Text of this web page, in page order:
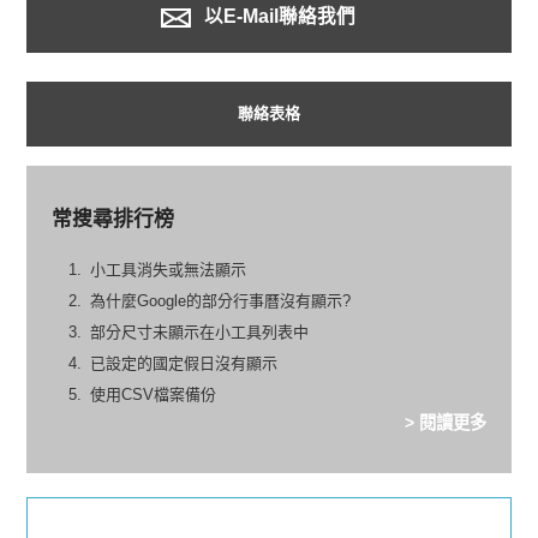
以E-Mail聯絡我們
聯絡表格
常搜尋排行榜
小工具消失或無法顯示
為什麼Google的部分行事曆沒有顯示?
部分尺寸未顯示在小工具列表中
已設定的國定假日沒有顯示
使用CSV檔案備份
> 閱讀更多